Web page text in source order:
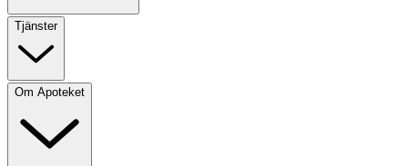
Tjänster
Om Apoteket